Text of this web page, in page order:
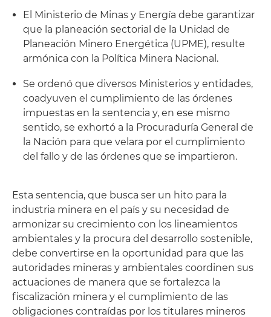
El Ministerio de Minas y Energía debe garantizar
que la planeación sectorial de la Unidad de
Planeación Minero Energética (UPME), resulte
armónica con la Política Minera Nacional.
Se ordenó que diversos Ministerios y entidades,
coadyuven el cumplimiento de las órdenes
impuestas en la sentencia y, en ese mismo
sentido, se exhortó a la Procuraduría General de
la Nación para que velara por el cumplimiento
del fallo y de las órdenes que se impartieron.
Esta sentencia, que busca ser un hito para la
industria minera en el país y su necesidad de
armonizar su crecimiento con los lineamientos
ambientales y la procura del desarrollo sostenible,
debe convertirse en la oportunidad para que las
autoridades mineras y ambientales coordinen sus
actuaciones de manera que se fortalezca la
fiscalización minera y el cumplimiento de las
obligaciones contraídas por los titulares mineros